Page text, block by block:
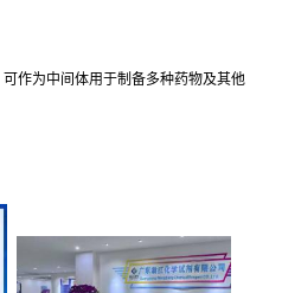
作为中间体用于制备多种药物及其他